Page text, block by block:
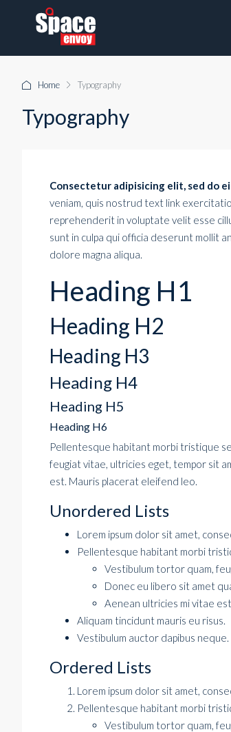
Home Typography
Typography
Consectetur adipisicing elit, sed do
veniam, quis nostrud text link
reprehenderit in voluptate velit esse
sunt in culpa qui officia deserunt mollit
dolore magna aliqua.
Heading H1
Heading H2
Heading H3
Heading H4
Heading H5
Heading H6
Pellentesque habitant morbi tristique
feugiat vitae, ultricies eget, tempor sit
est. Mauris placerat eleifend leo.
Unordered Lists
Lorem ipsum dolor sit amet,
Pellentesque habitant morbi
Vestibulum tortor quam,
Donec eu libero sit amet
Aenean ultricies mi vitae
Aliquam tincidunt mauris eu risus.
Vestibulum auctor dapibus neque.
Ordered Lists
Lorem ipsum dolor sit amet,
Pellentesque habitant morbi
Vestibulum tortor quam,